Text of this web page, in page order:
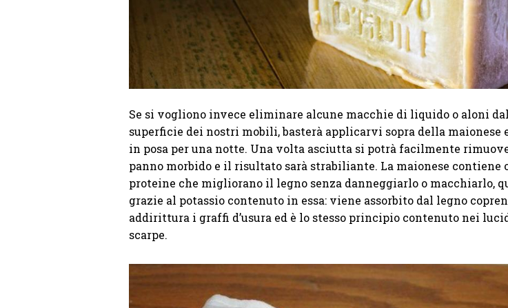
Se si vogliono invece eliminare alcune macchie di liquido o aloni
superficie dei nostri mobili, basterà applicarvi sopra della maionese
in posa per una notte. Una volta asciutta si potrà facilmente
panno morbido e il risultato sarà strabiliante. La maionese contiene
proteine che migliorano il legno senza danneggiarlo o macchiarlo,
grazie al potassio contenuto in essa: viene assorbito dal legno
addirittura i graffi d’usura ed è lo stesso principio contenuto nei
scarpe.